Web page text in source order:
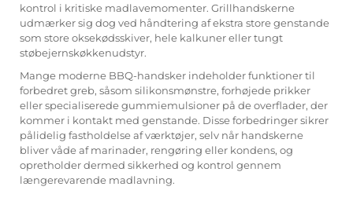
kontrol i kritiske madlavemomenter. Grillhandskerne
udmærker sig dog ved håndtering af ekstra store genstande
som store oksekødsskiver, hele kalkuner eller tungt
støbejernskøkkenudstyr.
Mange moderne BBQ-handsker indeholder funktioner til
forbedret greb, såsom silikonsmønstre, forhøjede prikker
eller specialiserede gummiemulsioner på de overflader, der
kommer i kontakt med genstande. Disse forbedringer sikrer
pålidelig fastholdelse af værktøjer, selv når handskerne
bliver våde af marinader, rengøring eller kondens, og
opretholder dermed sikkerhed og kontrol gennem
længerevarende madlavning.